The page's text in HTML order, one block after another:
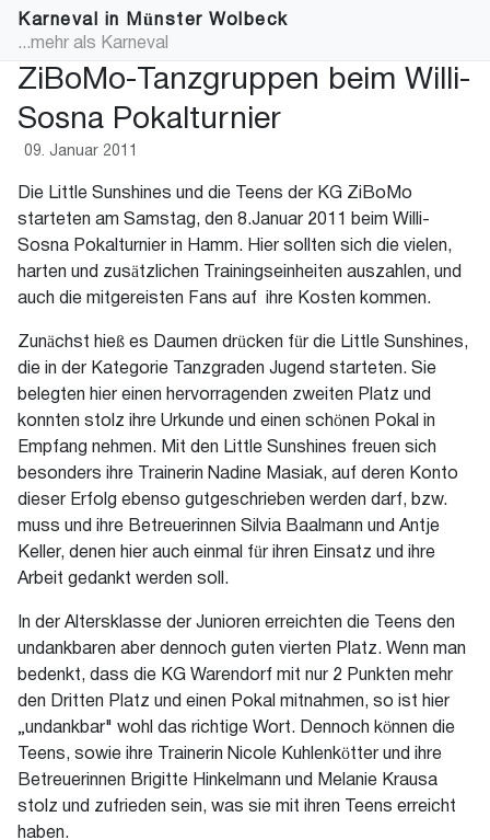
Karneval in Münster Wolbeck
...mehr als Karneval
ZiBoMo-Tanzgruppen beim Willi-
Sosna Pokalturnier
09. Januar 2011
Die Little Sunshines und die Teens der KG ZiBoMo
starteten am Samstag, den 8.Januar 2011 beim Willi-
Sosna Pokalturnier in Hamm. Hier sollten sich die vielen,
harten und zusätzlichen Trainingseinheiten auszahlen, und
auch die mitgereisten Fans auf ihre Kosten kommen.
Zunächst hieß es Daumen drücken für die Little Sunshines,
die in der Kategorie Tanzgraden Jugend starteten. Sie
belegten hier einen hervorragenden zweiten Platz und
konnten stolz ihre Urkunde und einen schönen Pokal in
Empfang nehmen. Mit den Little Sunshines freuen sich
besonders ihre Trainerin Nadine Masiak, auf deren Konto
dieser Erfolg ebenso gutgeschrieben werden darf, bzw.
muss und ihre Betreuerinnen Silvia Baalmann und Antje
Keller, denen hier auch einmal für ihren Einsatz und ihre
Arbeit gedankt werden soll.
In der Altersklasse der Junioren erreichten die Teens den
undankbaren aber dennoch guten vierten Platz. Wenn man
bedenkt, dass die KG Warendorf mit nur 2 Punkten mehr
den Dritten Platz und einen Pokal mitnahmen, so ist hier
„undankbar" wohl das richtige Wort. Dennoch können die
Teens, sowie ihre Trainerin Nicole Kuhlenkötter und ihre
Betreuerinnen Brigitte Hinkelmann und Melanie Krausa
stolz und zufrieden sein, was sie mit ihren Teens erreicht
haben.